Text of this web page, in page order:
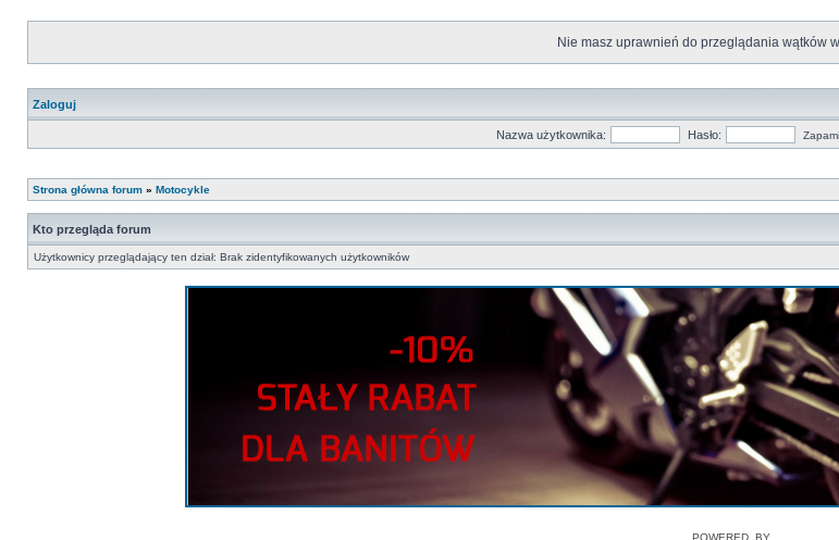
Nie masz uprawnień do przeglądania wątków
Zaloguj
Nazwa użytkownika: Hasło:
Strona główna forum » Motocykle
Kto przegląda forum
Użytkownicy przeglądający ten dział: Brak zidentyfikowanych użytkowników
POWERED_BY